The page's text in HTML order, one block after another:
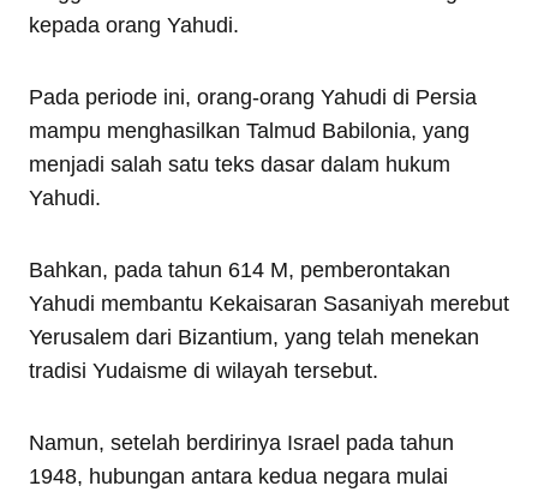
kepada orang Yahudi.
Pada periode ini, orang-orang Yahudi di Persia
mampu menghasilkan Talmud Babilonia, yang
menjadi salah satu teks dasar dalam hukum
Yahudi.
Bahkan, pada tahun 614 M, pemberontakan
Yahudi membantu Kekaisaran Sasaniyah merebut
Yerusalem dari Bizantium, yang telah menekan
tradisi Yudaisme di wilayah tersebut.
Namun, setelah berdirinya Israel pada tahun
1948, hubungan antara kedua negara mulai